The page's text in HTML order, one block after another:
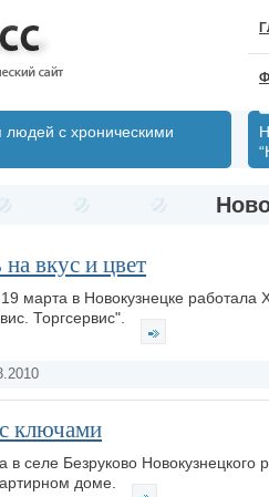
людей с хроническими
вкус и цвет
марта в Новокузнецке работала
Торгсервис".
ключами
в селе Безруково
доме.